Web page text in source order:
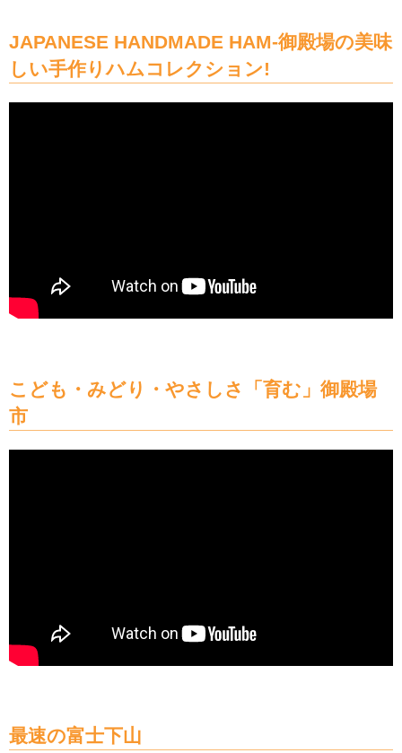
JAPANESE HANDMADE HAM-御殿場の美味
しい手作りハムコレクション!
こども・みどり・やさしさ「育む」御殿場
市
最速の富士下山